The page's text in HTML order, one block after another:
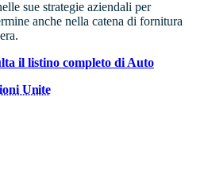
sue strategie aziendali per
anche nella catena di fornitura
il listino completo di Auto
Unite